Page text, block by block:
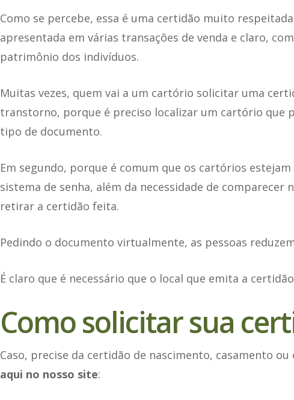
Como se percebe, essa é uma certidão muito
apresentada em várias transações de venda e claro,
patrimônio dos indivíduos.
Muitas vezes, quem vai a um cartório solicitar uma
transtorno, porque é preciso localizar um cartório que
tipo de documento.
Em segundo, porque é comum que os cartórios
sistema de senha, além da necessidade de comparecer
retirar a certidão feita.
Pedindo o documento virtualmente, as pessoas
É claro que é necessário que o local que emita a
Como solicitar sua
Caso, precise da certidão de nascimento, casamento
aqui no nosso site: